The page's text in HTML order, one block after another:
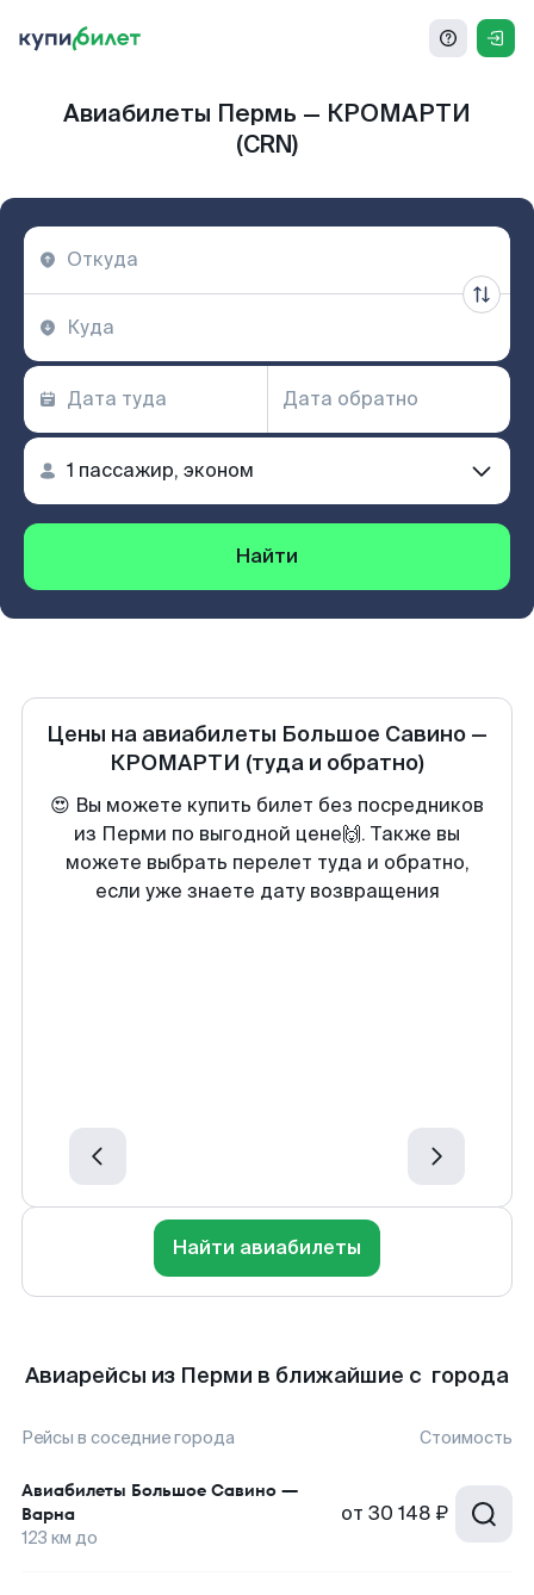
Авиабилеты Пермь — КРОМАРТИ
(CRN)
Найти
Цены на авиабилеты Большое Савино —
КРОМАРТИ (туда и обратно)
😍 Вы можете купить билет без посредников
из Перми по выгодной цене🙌. Также вы
можете выбрать перелет туда и обратно,
если уже знаете дату возвращения
Найти авиабилеты
Авиарейсы из Перми в ближайшие с города
Рейсы в соседние города Стоимость
Авиабилеты Большое Савино —
Варна
123 км до
от 30 148 ₽